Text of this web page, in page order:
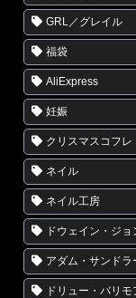
GRL／グレイル
福袋
AliExpress
妊娠
クリスマスコフレ
ネイル
ネイル工房
ドウェイン・ジョ
アダム・サンドラ
ドリュー・バリモ